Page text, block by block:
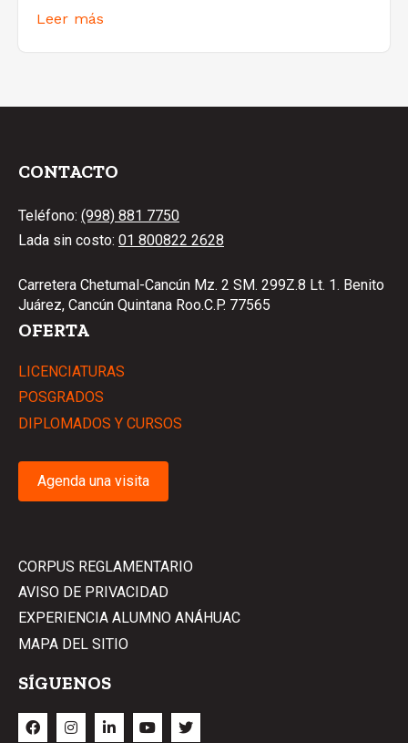
Leer más
CONTACTO
Teléfono: (998) 881 7750
Lada sin costo: 01 800822 2628
Carretera Chetumal-Cancún Mz. 2 SM. 299Z.8 Lt. 1. Benito
Juárez, Cancún Quintana Roo.C.P. 77565
OFERTA
LICENCIATURAS
POSGRADOS
DIPLOMADOS Y CURSOS
Agenda una visita
CORPUS REGLAMENTARIO
AVISO DE PRIVACIDAD
EXPERIENCIA ALUMNO ANÁHUAC
MAPA DEL SITIO
SÍGUENOS